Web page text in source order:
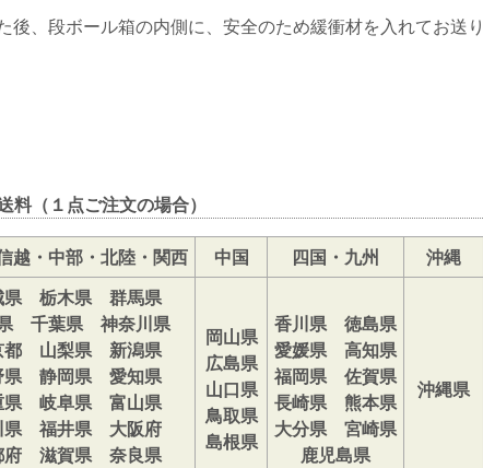
、段ボール箱の内側に、安全のため緩衝材を入れてお送り
（１点ご注文の場合）
越・中部・北陸・関西 中国 四国・九州 沖縄
県 栃木県 群馬県
千葉県 神奈川県
都 山梨県 新潟県
県 静岡県 愛知県
県 岐阜県 富山県
県 福井県 大阪府
府 滋賀県 奈良県
岡山県
広島県
山口県
鳥取県
島根県
香川県 徳島県
愛媛県 高知県
福岡県 佐賀県
長崎県 熊本県
大分県 宮崎県
鹿児島県
沖縄県